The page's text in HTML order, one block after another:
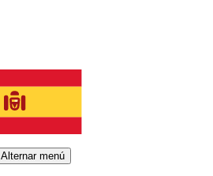
Alternar menú